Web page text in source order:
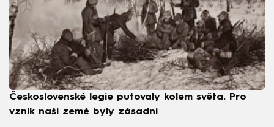
Československé legie putovaly kolem světa. Pro
vznik naší země byly zásadní